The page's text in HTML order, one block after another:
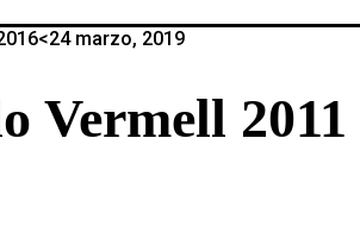
<24 marzo, 2019
Vermell 2011